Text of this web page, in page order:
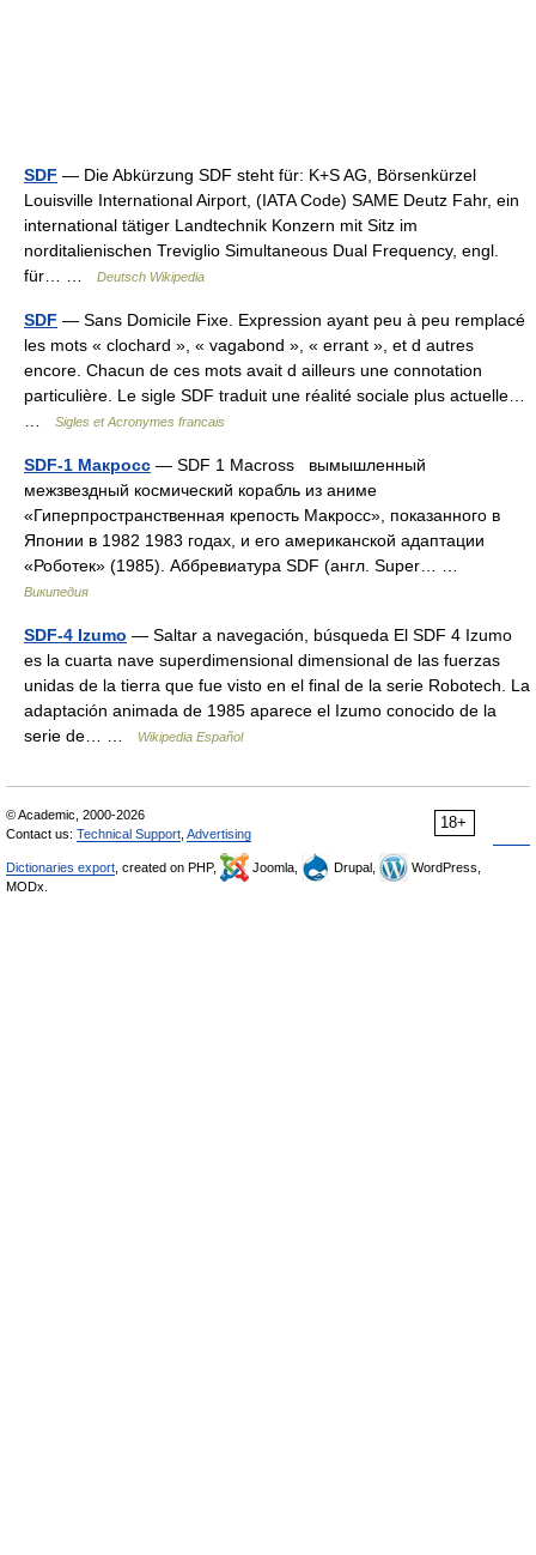
SDF — Die Abkürzung SDF steht für: K+S AG, Börsenkürzel
Louisville International Airport, (IATA Code) SAME Deutz Fahr, ein
international tätiger Landtechnik Konzern mit Sitz im
norditalienischen Treviglio Simultaneous Dual Frequency, engl.
für… …
Deutsch Wikipedia
SDF — Sans Domicile Fixe. Expression ayant peu à peu remplacé
les mots « clochard », « vagabond », « errant », et d autres
encore. Chacun de ces mots avait d ailleurs une connotation
particulière. Le sigle SDF traduit une réalité sociale plus actuelle…
Sigles et Acronymes francais
SDF-1 Макросс — SDF 1 Macross вымышленный
межзвездный космический корабль из аниме
«Гиперпространственная крепость Макросс», показанного в
Японии в 1982 1983 годах, и его американской адаптации
«Роботек» (1985). Аббревиатура SDF (англ. Super… …
Википедия
SDF-4 Izumo — Saltar a navegación, búsqueda El SDF 4 Izumo
es la cuarta nave superdimensional dimensional de las fuerzas
unidas de la tierra que fue visto en el final de la serie Robotech. La
adaptación animada de 1985 aparece el Izumo conocido de la
serie de… …
Wikipedia Español
18+
© Academic, 2000-2026
Contact us: Technical Support Advertising
Dictionaries export , created on PHP, Joomla, Drupal,
WordPress,
MODx.